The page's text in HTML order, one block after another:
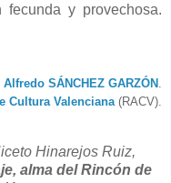
fecunda y provechosa.
Alfredo SÁNCHEZ GARZÓN
Cultura Valenciana (RACV).
Hinarejos Ruiz,
alma del Rincón de